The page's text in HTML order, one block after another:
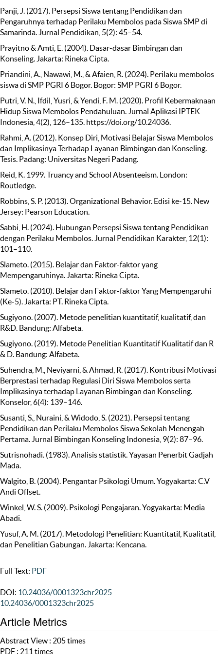
Panji, J. (2017). Persepsi Siswa tentang Pendidikan dan
Pengaruhnya terhadap Perilaku Membolos pada Siswa SMP di
Samarinda. Jurnal Pendidikan, 5(2): 45–54.
Prayitno & Amti, E. (2004). Dasar-dasar Bimbingan dan
Konseling. Jakarta: Rineka Cipta.
Priandini, A., Nawawi, M., & Afaien, R. (2024). Perilaku membolos
siswa di SMP PGRI 6 Bogor. Bogor: SMP PGRI 6 Bogor.
Putri, V. N., Ifdil, Yusri, & Yendi, F. M. (2020). Profil Kebermaknaan
Hidup Siswa Membolos Pendahuluan. Jurnal Aplikasi IPTEK
Indonesia, 4(2), 126–135. https://doi.org/10.24036.
Rahmi, A. (2012). Konsep Diri, Motivasi Belajar Siswa Membolos
dan Implikasinya Terhadap Layanan Bimbingan dan Konseling.
Tesis. Padang: Universitas Negeri Padang.
Reid, K. 1999. Truancy and School Absenteeism. London:
Routledge.
Robbins, S. P. (2013). Organizational Behavior. Edisi ke-15. New
Jersey: Pearson Education.
Sabbi, H. (2024). Hubungan Persepsi Siswa tentang Pendidikan
dengan Perilaku Membolos. Jurnal Pendidikan Karakter, 12(1):
101–110.
Slameto. (2015). Belajar dan Faktor-faktor yang
Mempengaruhinya. Jakarta: Rineka Cipta.
Slameto. (2010). Belajar dan Faktor-faktor Yang Mempengaruhi
(Ke-5). Jakarta: PT. Rineka Cipta.
Sugiyono. (2007). Metode penelitian kuantitatif, kualitatif, dan
R&D. Bandung: Alfabeta.
Sugiyono. (2019). Metode Penelitian Kuantitatif Kualitatif dan R
& D. Bandung: Alfabeta.
Suhendra, M., Neviyarni, & Ahmad, R. (2017). Kontribusi Motivasi
Berprestasi terhadap Regulasi Diri Siswa Membolos serta
Implikasinya terhadap Layanan Bimbingan dan Konseling.
Konselor, 6(4): 139–146.
Susanti, S., Nuraini, & Widodo, S. (2021). Persepsi tentang
Pendidikan dan Perilaku Membolos Siswa Sekolah Menengah
Pertama. Jurnal Bimbingan Konseling Indonesia, 9(2): 87–96.
Sutrisnohadi. (1983). Analisis statistik. Yayasan Penerbit Gadjah
Mada.
Walgito, B. (2004). Pengantar Psikologi Umum. Yogyakarta: C.V
Andi Offset.
Winkel, W. S. (2009). Psikologi Pengajaran. Yogyakarta: Media
Abadi.
Yusuf, A. M. (2017). Metodologi Penelitian: Kuantitatif, Kualitatif,
dan Penelitian Gabungan. Jakarta: Kencana.
Full Text: PDF
DOI: 10.24036/0001323chr2025
10.24036/0001323chr2025
Article Metrics
Abstract View : 205 times
PDF : 211 times